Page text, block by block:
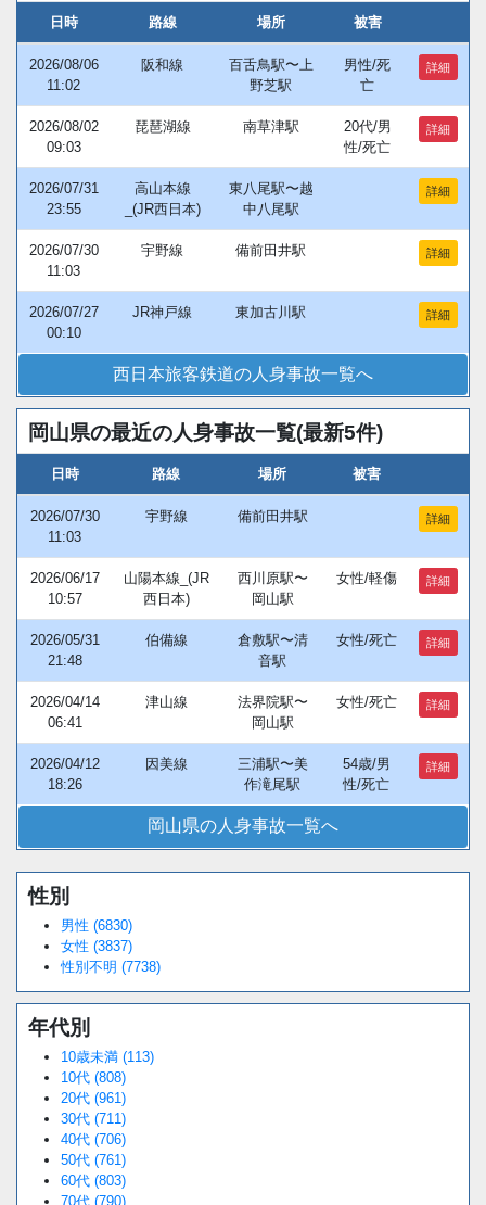
日時 路線 場所 被害
2026/08/06
11:02
阪和線
百舌鳥駅〜上
野芝駅
男性/死
亡
詳細
2026/08/02
09:03
琵琶湖線 南草津駅
20代/男
性/死亡
詳細
2026/07/31
23:55
高山本線
_(JR西日本)
東八尾駅〜越
中八尾駅
詳細
2026/07/30
11:03
宇野線 備前田井駅 詳細
2026/07/27
00:10
JR神戸線 東加古川駅 詳細
西日本旅客鉄道の人身事故一覧へ
岡山県の最近の人身事故一覧(最新5件)
日時 路線 場所 被害
2026/07/30
11:03
宇野線 備前田井駅 詳細
2026/06/17
10:57
山陽本線_(JR
西日本)
西川原駅〜
岡山駅
女性/軽傷 詳細
2026/05/31
21:48
伯備線
倉敷駅〜清
音駅
女性/死亡 詳細
2026/04/14
06:41
津山線
法界院駅〜
岡山駅
女性/死亡 詳細
2026/04/12
18:26
因美線
三浦駅〜美
作滝尾駅
54歳/男
性/死亡
詳細
岡山県の人身事故一覧へ
性別
男性 (6830)
女性 (3837)
性別不明 (7738)
年代別
10歳未満 (113)
10代 (808)
20代 (961)
30代 (711)
40代 (706)
50代 (761)
60代 (803)
70代 (790)